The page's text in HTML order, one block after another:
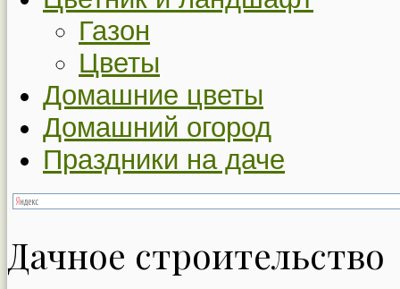
Газон
Цветы
Домашние цветы
Домашний огород
Праздники на даче
Дачное строительство